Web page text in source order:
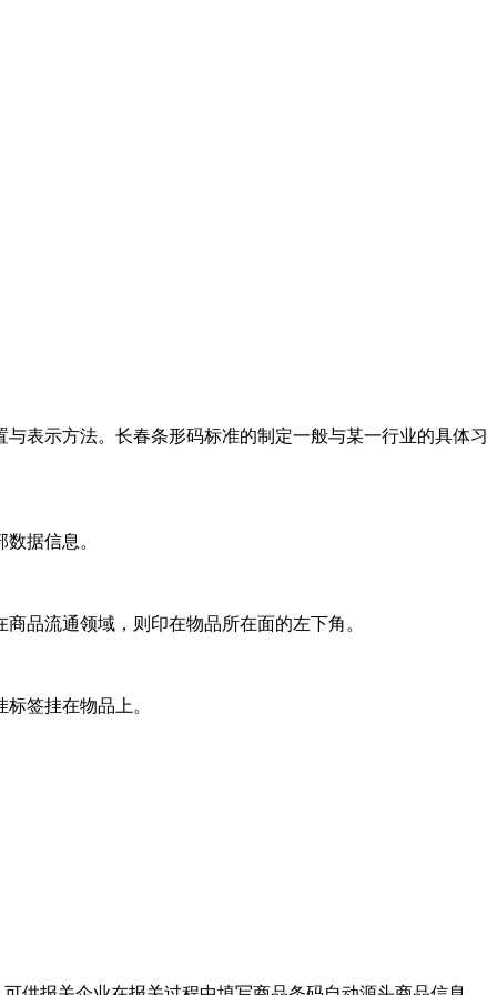
表示方法。长春条形码标准的制定一般与某一行业的具体习
据信息。
品流通领域，则印在物品所在面的左下角。
签挂在物品上。